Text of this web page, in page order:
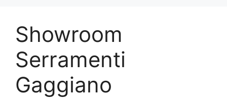
Showroom
Serramenti
Gaggiano